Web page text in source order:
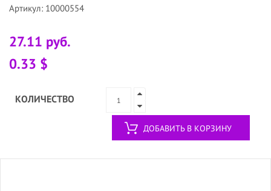
Артикул: 10000554
27.11 руб.
0.33 $
КОЛИЧЕСТВО
ДОБАВИТЬ В КОРЗИНУ